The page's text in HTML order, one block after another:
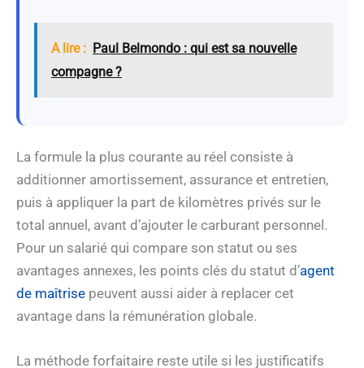
A lire : Paul Belmondo : qui est sa nouvelle
compagne ?
La formule la plus courante au réel consiste à
additionner amortissement, assurance et entretien,
puis à appliquer la part de kilomètres privés sur le
total annuel, avant d’ajouter le carburant personnel.
Pour un salarié qui compare son statut ou ses
avantages annexes, les points clés du statut d’agent
de maîtrise peuvent aussi aider à replacer cet
avantage dans la rémunération globale.
La méthode forfaitaire reste utile si les justificatifs